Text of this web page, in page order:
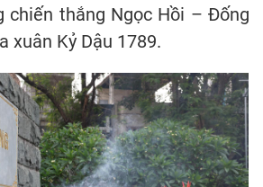
chiến thắng Ngọc Hồi – Đống
xuân Kỷ Dậu 1789.